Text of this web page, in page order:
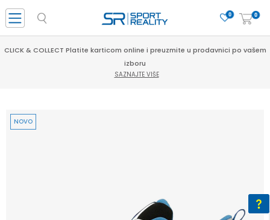
0
0
CLICK & COLLECT Platite karticom online i preuzmite u prodavnici po vašem
izboru
SAZNAJTE VIŠE
NOVO